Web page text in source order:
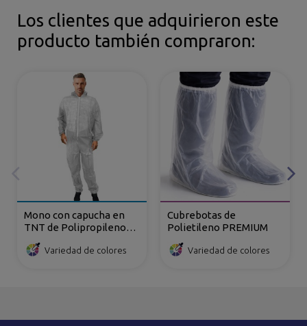
Los clientes que adquirieron este
producto también compraron:
Mono con capucha en
TNT de Polipropileno
Variedad de colores
Cubrebotas de
Polietileno PREMIUM
Variedad de colores